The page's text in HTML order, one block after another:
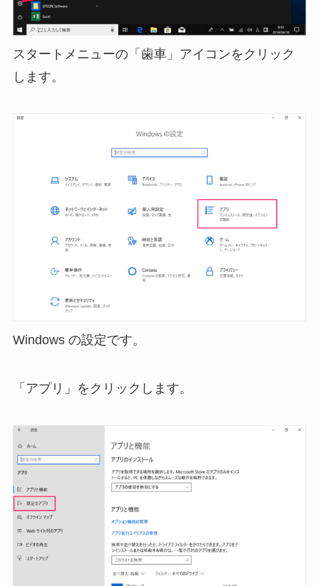
スタートメニューの「歯車」アイコンをクリック
します。
Windows の設定です。
「アプリ」をクリックします。